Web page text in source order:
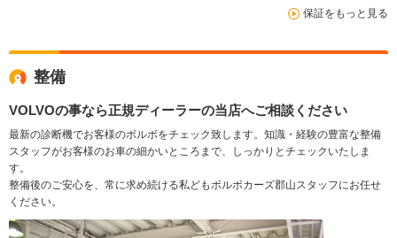
保証をもっと見る
整備
VOLVOの事なら正規ディーラーの当店へご相談ください
最新の診断機でお客様のボルボをチェック致します。知識・経験の豊富な整備
スタッフがお客様のお車の細かいところまで、しっかりとチェックいたしま
す。
整備後のご安心を、常に求め続ける私どもボルボカーズ郡山スタッフにお任せ
ください。